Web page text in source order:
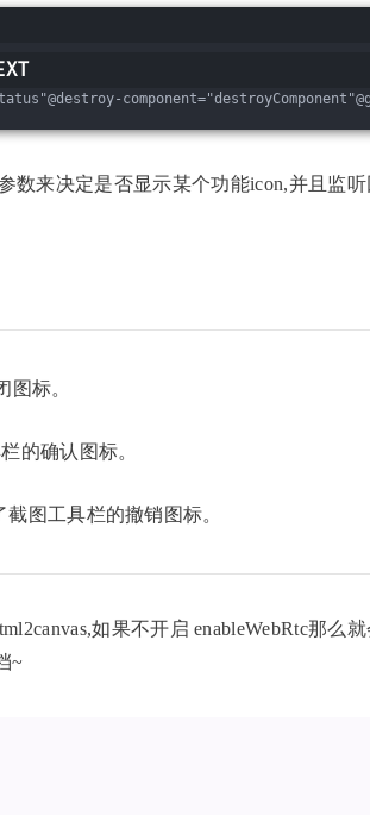
数来决定是否显示某个功能icon,并且监
图标。
的确认图标。
图工具栏的撤销图标。
如果不开启 enableWebRtc那么就
~